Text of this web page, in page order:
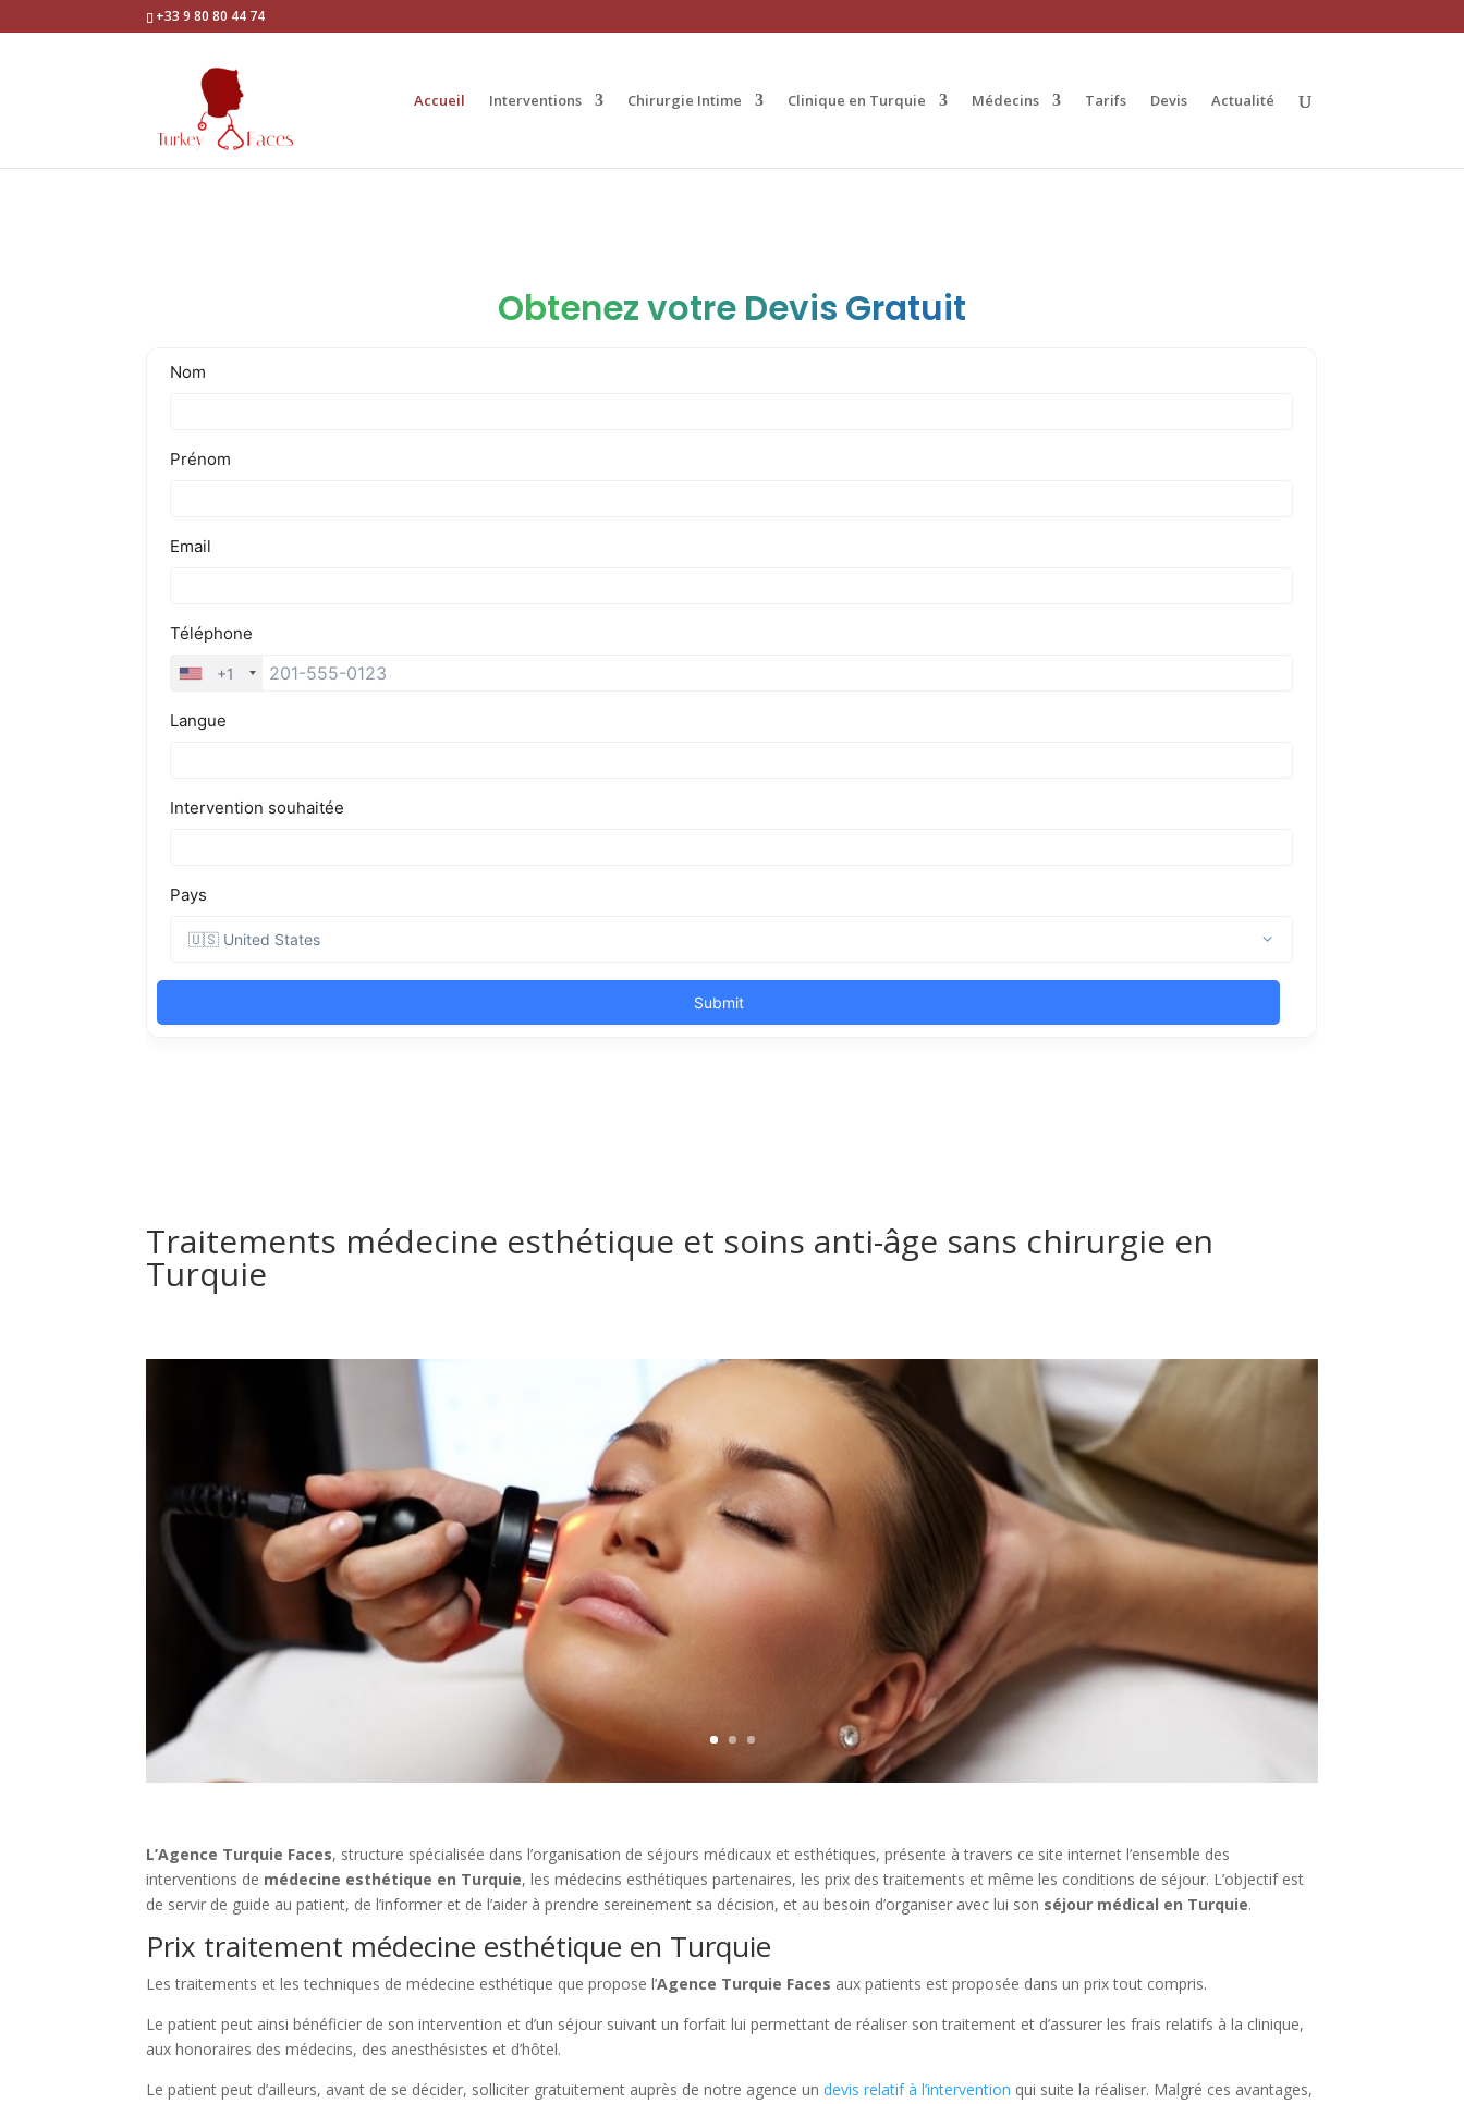
+33 9 80 80 44 74
Accueil Interventions Chirurgie Intime Clinique en Turquie Médecins Tarifs Devis Actualité
Obtenez votre Devis Gratuit
Traitements médecine esthétique et soins anti-âge sans chirurgie en
Turquie
L’Agence Turquie Faces, structure spécialisée dans l’organisation de séjours médicaux et esthétiques, présente à travers ce site internet l’ensemble des
interventions de médecine esthétique en Turquie, les médecins esthétiques partenaires, les prix des traitements et même les conditions de séjour. L’objectif est
de servir de guide au patient, de l’informer et de l’aider à prendre sereinement sa décision, et au besoin d’organiser avec lui son séjour médical en Turquie.
Prix traitement médecine esthétique en Turquie
Les traitements et les techniques de médecine esthétique que propose l’Agence Turquie Faces aux patients est proposée dans un prix tout compris.
Le patient peut ainsi bénéficier de son intervention et d’un séjour suivant un forfait lui permettant de réaliser son traitement et d’assurer les frais relatifs à la clinique,
aux honoraires des médecins, des anesthésistes et d’hôtel.
Le patient peut d’ailleurs, avant de se décider, solliciter gratuitement auprès de notre agence undevis relatif à l’intervention qui suite la réaliser. Malgré ces avantages,